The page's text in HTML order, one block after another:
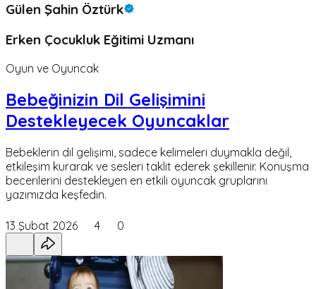
Gülen Şahin Öztürk
Erken Çocukluk Eğitimi Uzmanı
Oyun ve Oyuncak
Bebeğinizin Dil Gelişimini
Destekleyecek Oyuncaklar
Bebeklerin dil gelişimi, sadece kelimeleri duymakla değil,
etkileşim kurarak ve sesleri taklit ederek şekillenir. Konuşma
becerilerini destekleyen en etkili oyuncak gruplarını
yazımızda keşfedin.
13 Şubat 2026 4 0